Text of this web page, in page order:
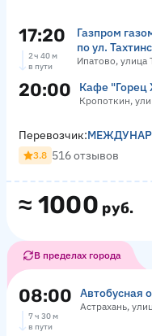
17:20
Газпром
по ул.
Ипатово, улица
2 ч 40 м
в пути
20:00 Кафе "Горец
Кропоткин,
≈ 1000 руб.
Перевозчик:
3.8 516 отзывов
В пределах города
08:00 Автобусная
Астрахань,
7 ч 30 м
в пути